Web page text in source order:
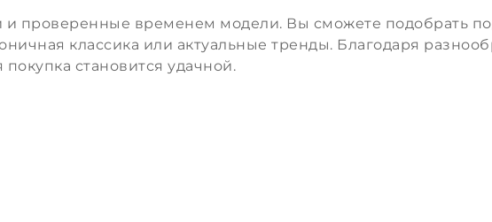
и проверенные временем модели. Вы сможете подобрать
классика или актуальные тренды. Благодаря
становится удачной.